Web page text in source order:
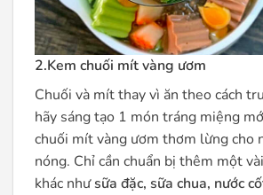
2.Kem chuối mít vàng ươm
Chuối và mít thay vì ăn theo cách
hãy sáng tạo 1 món tráng miệng
chuối mít vàng ươm thơm lừng cho
nóng. Chỉ cần chuẩn bị thêm một
khác nhưsữa đặc, sữa chua, nước